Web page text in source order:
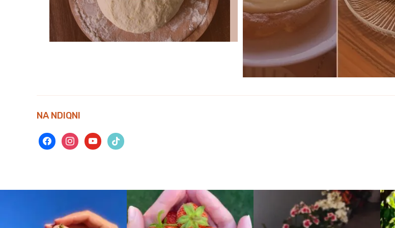
NA NDIQNI
facebookinstagramyoutubetiktok